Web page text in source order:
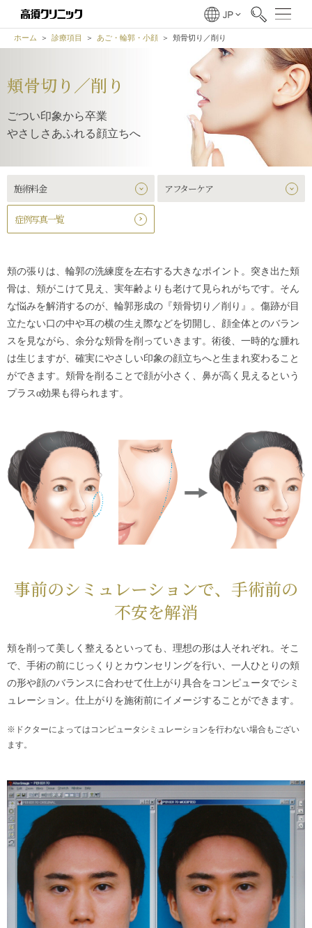
ホーム 診療項目 あご・輪郭・小顔 頬骨切り／削り
頬骨切り／削り
ごつい印象から卒業
やさしさあふれる顔立ちへ
施術料金 アフターケア
症例写真一覧
頬の張りは、輪郭の洗練度を左右する大きなポイント。突き出た頬
骨は、頬がこけて見え、実年齢よりも老けて見られがちです。そん
な悩みを解消するのが、輪郭形成の『頬骨切り／削り』。傷跡が目
立たない口の中や耳の横の生え際などを切開し、顔全体とのバラン
スを見ながら、余分な頬骨を削っていきます。術後、一時的な腫れ
は生じますが、確実にやさしい印象の顔立ちへと生まれ変わること
ができます。頬骨を削ることで顔が小さく、鼻が高く見えるという
プラスα効果も得られます。
事前のシミュレーションで、手術前の
不安を解消
頬を削って美しく整えるといっても、理想の形は人それぞれ。そこ
で、手術の前にじっくりとカウンセリングを行い、一人ひとりの頬
の形や顔のバランスに合わせて仕上がり具合をコンピュータでシミ
ュレーション。仕上がりを施術前にイメージすることができます。
※ドクターによってはコンピュータシミュレーションを行わない場合もござい
ます。